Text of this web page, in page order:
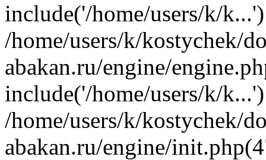
include('/home/users/k/
/home/users/k/kostychek/
abakan.ru/engine/
include('/home/users/k/
/home/users/k/kostychek/
abakan.ru/engine/